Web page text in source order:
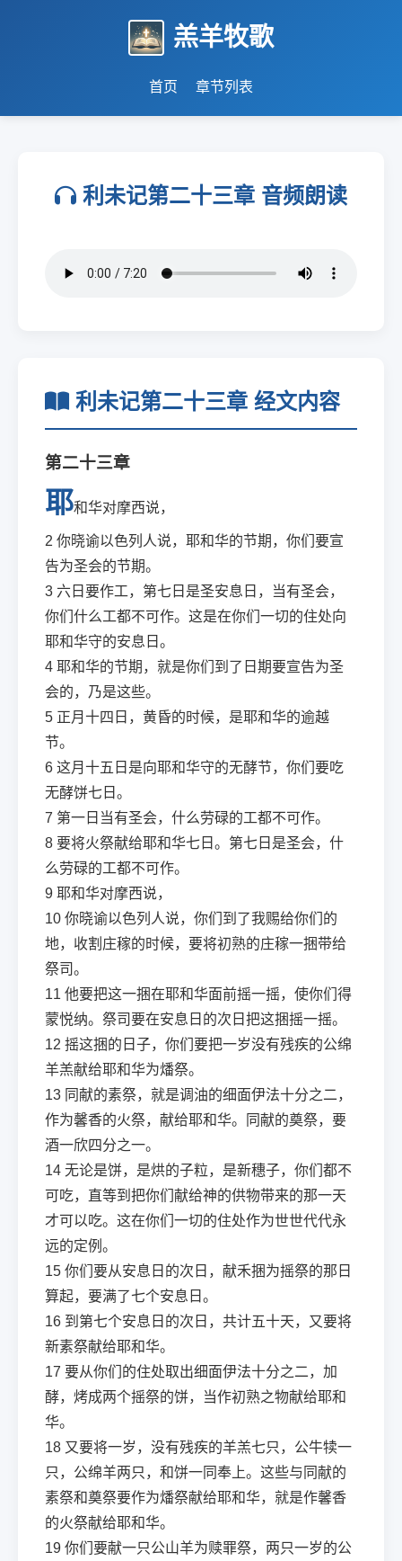
羔羊牧歌
首页 章节列表
利未记第二十三章 音频朗读
利未记第二十三章 经文内容
第二十三章
耶和华对摩西说，
2 你晓谕以色列人说，耶和华的节期，你们要宣
告为圣会的节期。
3 六日要作工，第七日是圣安息日，当有圣会，
你们什么工都不可作。这是在你们一切的住处向
耶和华守的安息日。
4 耶和华的节期，就是你们到了日期要宣告为圣
会的，乃是这些。
5 正月十四日，黄昏的时候，是耶和华的逾越
节。
6 这月十五日是向耶和华守的无酵节，你们要吃
无酵饼七日。
7 第一日当有圣会，什么劳碌的工都不可作。
8 要将火祭献给耶和华七日。第七日是圣会，什
么劳碌的工都不可作。
9 耶和华对摩西说，
10 你晓谕以色列人说，你们到了我赐给你们的
地，收割庄稼的时候，要将初熟的庄稼一捆带给
祭司。
11 他要把这一捆在耶和华面前摇一摇，使你们得
蒙悦纳。祭司要在安息日的次日把这捆摇一摇。
12 摇这捆的日子，你们要把一岁没有残疾的公绵
羊羔献给耶和华为燔祭。
13 同献的素祭，就是调油的细面伊法十分之二，
作为馨香的火祭，献给耶和华。同献的奠祭，要
酒一欣四分之一。
14 无论是饼，是烘的子粒，是新穗子，你们都不
可吃，直等到把你们献给神的供物带来的那一天
才可以吃。这在你们一切的住处作为世世代代永
远的定例。
15 你们要从安息日的次日，献禾捆为摇祭的那日
算起，要满了七个安息日。
16 到第七个安息日的次日，共计五十天，又要将
新素祭献给耶和华。
17 要从你们的住处取出细面伊法十分之二，加
酵，烤成两个摇祭的饼，当作初熟之物献给耶和
华。
18 又要将一岁，没有残疾的羊羔七只，公牛犊一
只，公绵羊两只，和饼一同奉上。这些与同献的
素祭和奠祭要作为燔祭献给耶和华，就是作馨香
的火祭献给耶和华。
19 你们要献一只公山羊为赎罪祭，两只一岁的公